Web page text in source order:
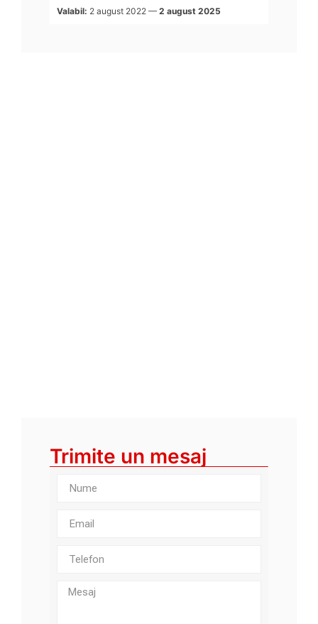
Valabil: 2 august 2022 — 2 august 2025
Trimite un mesaj